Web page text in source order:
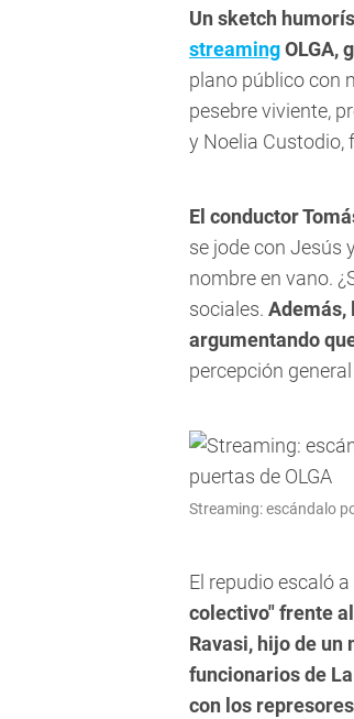
Un sketch
streamingOLGA,
plano público con
pesebre viviente,
y Noelia Custodio,
El conductor
se jode con Jesús
nombre en vano.
sociales. Además,
argumentando
percepción
Streaming: escándalo
El repudio escaló
colectivo" frente
Ravasi, hijo de
funcionarios de
con los